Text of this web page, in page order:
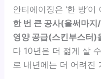
안티에이징은 ‘한 방’이
한 번 큰 공사(울써마
영양 공급(스킨부스터)
다 10년은 더 젊게 살
로 내년에는 더 어려진